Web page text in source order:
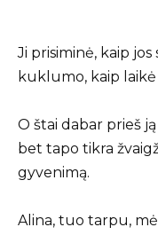
Ji prisiminė, kaip
kuklumo, kaip
O štai dabar prieš
bet tapo tikra
gyvenimą.
Alina, tuo tarpu,